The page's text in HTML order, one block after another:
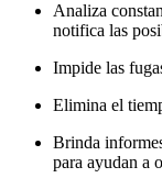
Analiza
notifica las
Impide las
Elimina el
Brinda
para ayudan a